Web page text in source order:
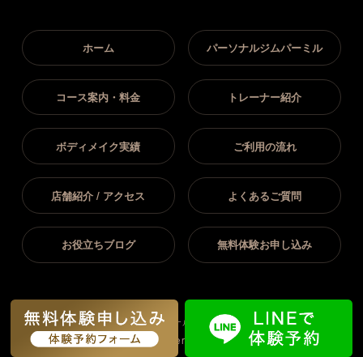
ホーム パーソナルジムパーミル
コース案内・料金 トレーナー紹介
ボディメイク実績 ご利用の流れ
店舗紹介 / アクセス よくあるご質問
お役立ちブログ 無料体験お申し込み
Copyright(C) 2026岡崎市｜パーソナルジム パーミル岡崎店.All Rights
Reserved.